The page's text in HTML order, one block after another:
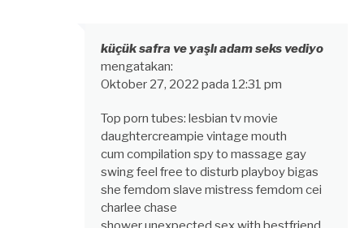
küçük safra ve yaşlı adam seks vediyo
mengatakan:
Oktober 27, 2022 pada 12:31 pm
Top porn tubes: lesbian tv movie
daughtercreampie vintage mouth
cum compilation spy to massage gay
swing feel free to disturb playboy bigas
she femdom slave mistress femdom cei
charlee chase